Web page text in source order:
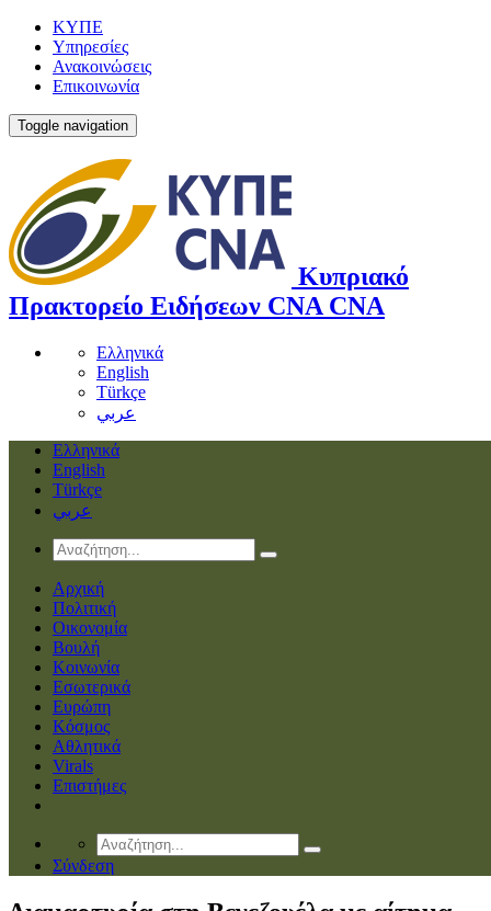
ΚΥΠΕ
Υπηρεσίες
Ανακοινώσεις
Επικοινωνία
Toggle navigation
Κυπριακό
Πρακτορείο Ειδήσεων CNA CNA
Ελληνικά
English
Türkçe
عربي
Ελληνικά
English
Türkçe
عربي
Αρχική
Πολιτική
Οικονομία
Βουλή
Κοινωνία
Εσωτερικά
Ευρώπη
Κόσμος
Αθλητικά
Virals
Επιστήμες
Σύνδεση